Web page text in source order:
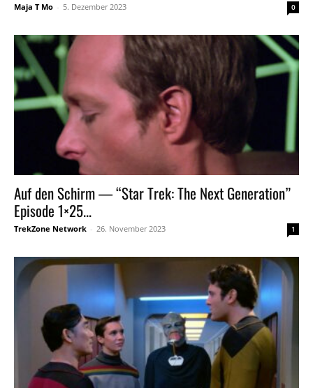
Maja T Mo - 5. Dezember 2023 0
Auf den Schirm — “Star Trek: The Next Generation”
Episode 1×25...
TrekZone Network - 26. November 2023 1